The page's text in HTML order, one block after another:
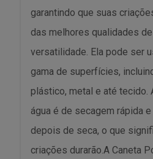
garantindo que suas
das melhores qualidades
versatilidade. Ela pode ser
gama de superfícies,
plástico, metal e até tecido.
água é de secagem rápida
depois de seca, o que
criações durarão.A Caneta